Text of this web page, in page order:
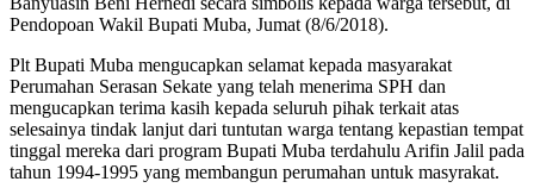
Pendopoan Wakil Bupati Muba, Jumat (8/6/2018).
Plt Bupati Muba mengucapkan selamat kepada masyarakat
Perumahan Serasan Sekate yang telah menerima SPH dan
mengucapkan terima kasih kepada seluruh pihak terkait atas
selesainya tindak lanjut dari tuntutan warga tentang kepastian tempat
tinggal mereka dari program Bupati Muba terdahulu Arifin Jalil pada
tahun 1994-1995 yang membangun perumahan untuk masyrakat.